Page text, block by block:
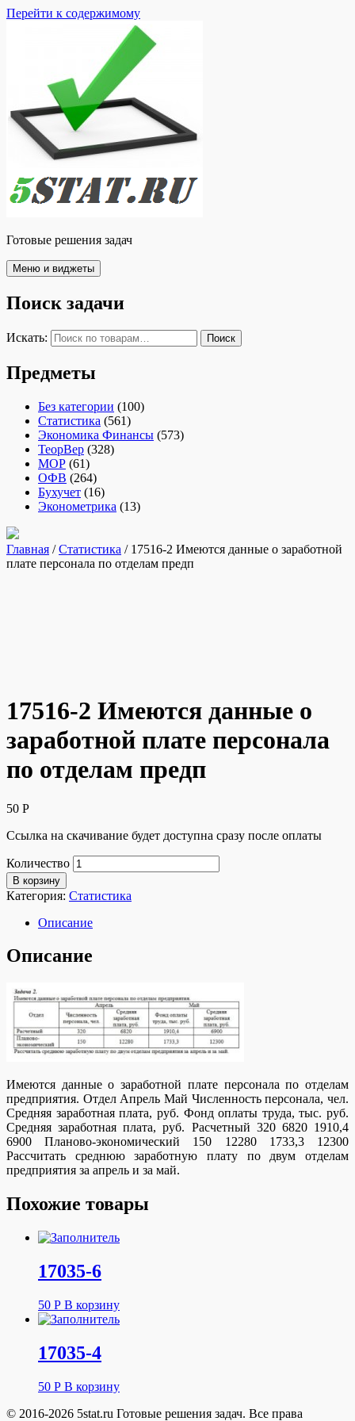
Перейти к содержимому
Готовые решения задач
Меню и виджеты
Поиск задачи
Искать: Поиск
Предметы
Без категории (100)
Статистика (561)
Экономика Финансы (573)
ТеорВер (328)
МОР (61)
ОФВ (264)
Бухучет (16)
Эконометрика (13)
Главная /Статистика / 17516-2 Имеются данные о заработной
плате персонала по отделам предп
17516-2 Имеются данные о
заработной плате персонала
по отделам предп
50 Р
Ссылка на скачивание будет доступна сразу после оплаты
Количество
В корзину
Категория: Статистика
Описание
Описание
Имеются данные о заработной плате персонала по отделам
предприятия. Отдел Апрель Май Численность персонала, чел.
Средняя заработная плата, руб. Фонд оплаты труда, тыс. руб.
Средняя заработная плата, руб. Расчетный 320 6820 1910,4
6900 Планово-экономический 150 12280 1733,3 12300
Рассчитать среднюю заработную плату по двум отделам
предприятия за апрель и за май.
Похожие товары
17035-6
50 Р В корзину
17035-4
50 Р В корзину
© 2016-2026 5stat.ru Готовые решения задач. Все права